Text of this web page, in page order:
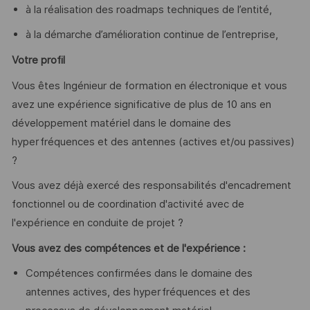
à la réalisation des roadmaps techniques de l’entité,
à la démarche d’amélioration continue de l’entreprise,
Votre profil
Vous êtes Ingénieur de formation en électronique et vous
avez une expérience significative de plus de 10 ans en
développement matériel dans le domaine des
hyperfréquences et des antennes (actives et/ou passives)
?
Vous avez déjà exercé des responsabilités d'encadrement
fonctionnel ou de coordination d'activité avec de
l'expérience en conduite de projet ?
Vous avez des compétences et de l'expérience :
Compétences confirmées dans le domaine des
antennes actives, des hyperfréquences et des